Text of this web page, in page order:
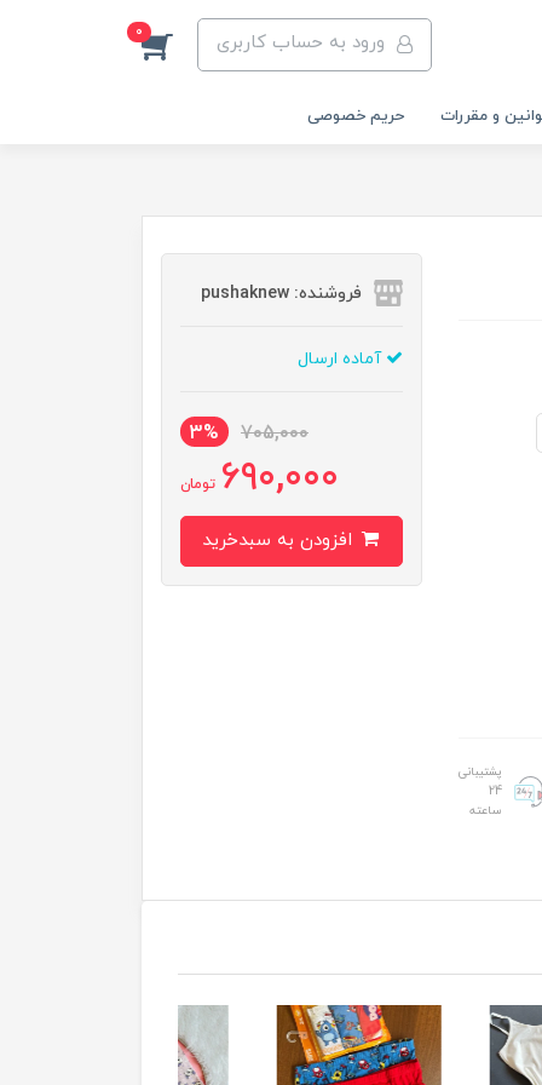
ورود به حساب کاربری 0
و مقررات حریم خصوصی
پشتیبانی
24
ساعته
فروشنده: pushaknew
آماده ارسال
705,000
3%
690,000 تومان